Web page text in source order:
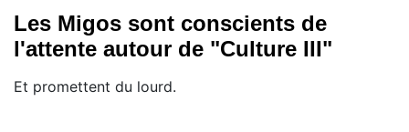
Les Migos sont conscients de
l'attente autour de "Culture III"
Et promettent du lourd.